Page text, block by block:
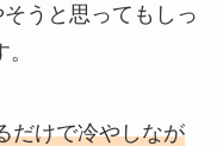
うと思ってもしっ
だけで冷やしなが